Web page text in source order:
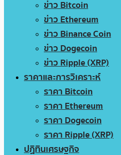
ข่าว Bitcoin
ข่าว Ethereum
ข่าว Binance Coin
ข่าว Dogecoin
ข่าว Ripple (XRP)
ราคาและการวิเคราะห์
ราคา Bitcoin
ราคา Ethereum
ราคา Dogecoin
ราคา Ripple (XRP)
ปฏิทินเศรษฐกิจ